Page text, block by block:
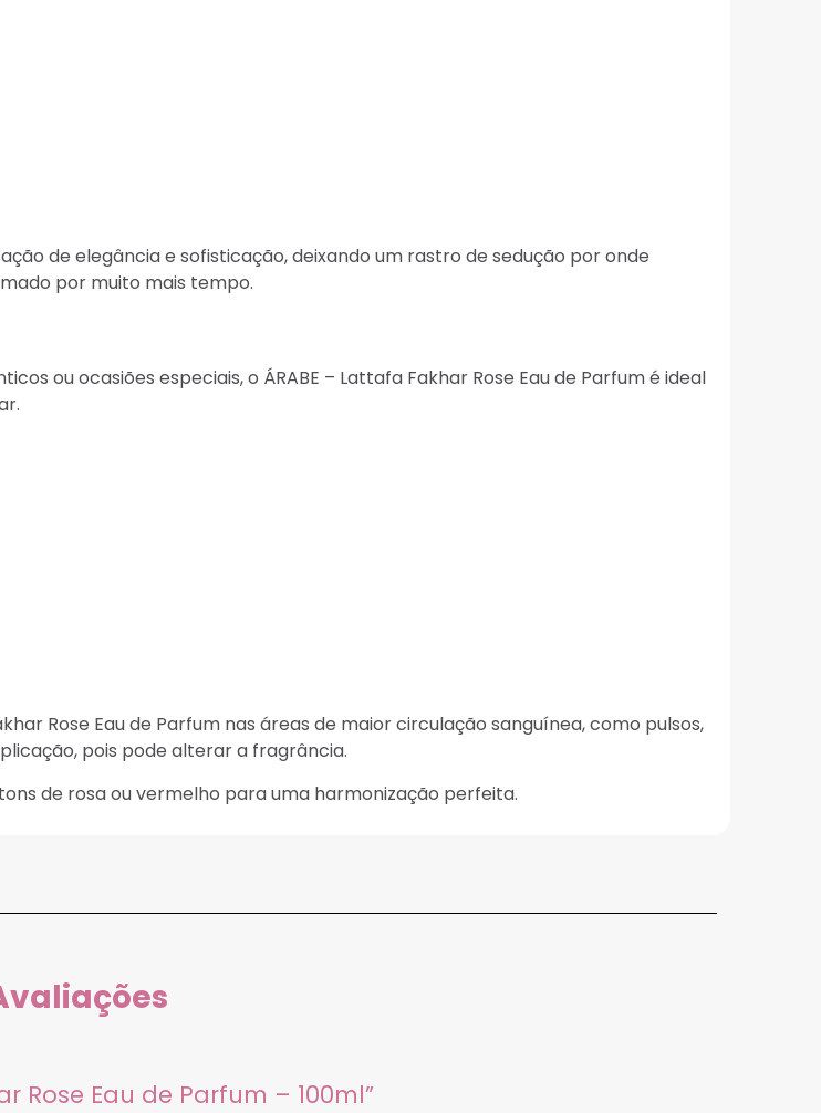
de elegância e sofisticação, deixando um rastro de sedução por onde
por muito mais tempo.
ou ocasiões especiais, o ÁRABE – Lattafa Fakhar Rose Eau de Parfum é ideal
Rose Eau de Parfum nas áreas de maior circulação sanguínea, como pulsos,
pois pode alterar a fragrância.
de rosa ou vermelho para uma harmonização perfeita.
Rose Eau de Parfum – 100ml”